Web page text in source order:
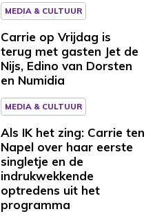
MEDIA & CULTUUR
Carrie op Vrijdag is
terug met gasten Jet de
Nijs, Edino van Dorsten
en Numidia
MEDIA & CULTUUR
Als IK het zing: Carrie ten
Napel over haar eerste
singletje en de
indrukwekkende
optredens uit het
programma